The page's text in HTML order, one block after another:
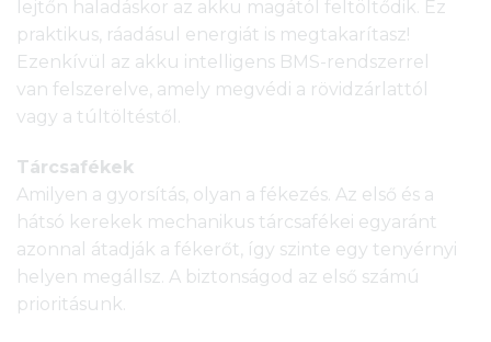
lejtőn haladáskor az akku magától feltöltődik. Ez
praktikus, ráadásul energiát is megtakarítasz!
Ezenkívül az akku intelligens BMS-rendszerrel
van felszerelve, amely megvédi a rövidzárlattól
vagy a túltöltéstől.
Tárcsafékek
Amilyen a gyorsítás, olyan a fékezés. Az első és a
hátsó kerekek mechanikus tárcsafékei egyaránt
azonnal átadják a fékerőt, így szinte egy tenyérnyi
helyen megállsz. A biztonságod az első számú
prioritásunk.